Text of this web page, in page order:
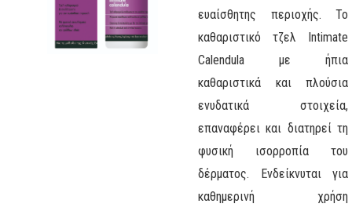
ευαίσθητης περιοχής. Το
καθαριστικό τζελ Intimate
Calendula με ήπια
καθαριστικά και πλούσια
ενυδατικά στοιχεία,
επαναφέρει και διατηρεί τη
φυσική ισορροπία του
δέρματος. Ενδείκνυται για
καθημερινή χρήση